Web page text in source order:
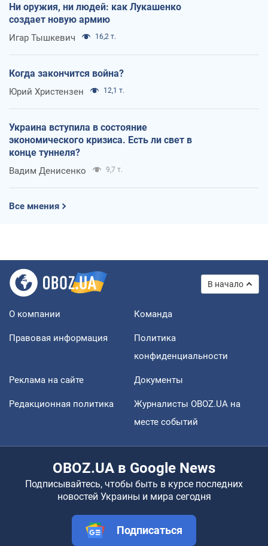
Ни оружия, ни людей: как Лукашенко
создает новую армию
Игар Тышкевич 16,2 т.
Когда закончится война?
Юрий Христензен 12,1 т.
Украина вступила в состояние
экономического кризиса. Есть ли свет в
конце туннеля?
Вадим Денисенко 9,7 т.
Все мнения
В начало
О компании Команда
Правовая информация
Политика
конфиденциальности
Реклама на сайте Документы
Редакционная политика
Журналисты OBOZ.UA на
месте событий
OBOZ.UA в Google News
Подписывайтесь, чтобы быть в курсе последних
новостей Украины и мира сегодня
Подписаться